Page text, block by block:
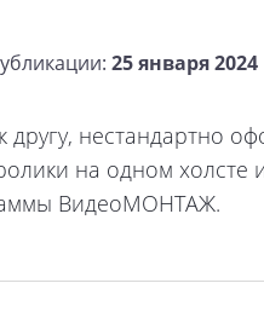
25 января 2024
нестандартно
на одном
ВидеоМОНТАЖ.